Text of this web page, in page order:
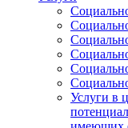
Услуги в